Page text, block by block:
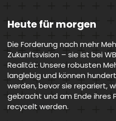
Heute für morgen
Die Forderung nach mehr
Zukunftsvision – sie ist bei
Realität: Unsere robusten
langlebig und können
werden, bevor sie repariert,
gebracht und am Ende ihres
recycelt werden.